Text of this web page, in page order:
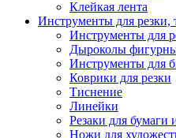
Клейкая лента
Инструменты для резки,
Инструменты для
Дыроколы
Инструменты для
Коврики для резки
Тиснение
Линейки
Резаки для бумаги
Ножи для